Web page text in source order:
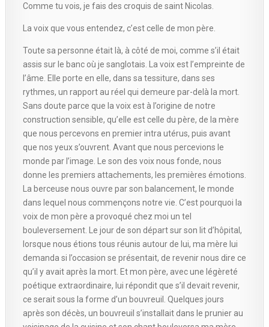
Comme tu vois, je fais des croquis de saint Nicolas.
La voix que vous entendez, c’est celle de mon père.
Toute sa personne était là, à côté de moi, comme s’il était
assis sur le banc où je sanglotais. La voix est l’empreinte de
l’âme. Elle porte en elle, dans sa tessiture, dans ses
rythmes, un rapport au réel qui demeure par-delà la mort.
Sans doute parce que la voix est à l’origine de notre
construction sensible, qu’elle est celle du père, de la mère
que nous percevons en premier intra utérus, puis avant
que nos yeux s’ouvrent. Avant que nous percevions le
monde par l’image. Le son des voix nous fonde, nous
donne les premiers attachements, les premières émotions.
La berceuse nous ouvre par son balancement, le monde
dans lequel nous commençons notre vie. C’est pourquoi la
voix de mon père a provoqué chez moi un tel
bouleversement. Le jour de son départ sur son lit d’hôpital,
lorsque nous étions tous réunis autour de lui, ma mère lui
demanda si l’occasion se présentait, de revenir nous dire ce
qu’il y avait après la mort. Et mon père, avec une légèreté
poétique extraordinaire, lui répondit que s’il devait revenir,
ce serait sous la forme d’un bouvreuil. Quelques jours
après son décès, un bouvreuil s’installait dans le prunier au